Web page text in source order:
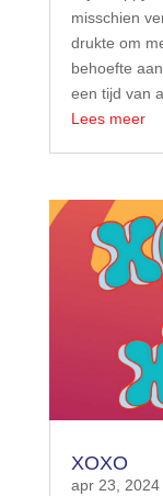
misschien
drukte om
behoefte
een tijd van
Lees meer
XOXO
apr 23, 2024